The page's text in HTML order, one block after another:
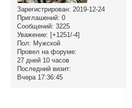
Зарегистрирован: 2019-12-24
Приглашений: 0
Сообщений: 3225
Уважение: [+1251/-4]
Пол: Мужской
Провел на форуме:
27 дней 10 часов
Последний визит:
Вчера 17:36:45